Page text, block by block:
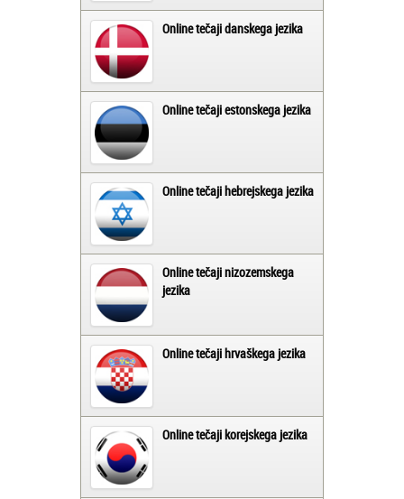
Online tečaji danskega jezika
Online tečaji estonskega jezika
Online tečaji hebrejskega jezika
Online tečaji nizozemskega
jezika
Online tečaji hrvaškega jezika
Online tečaji korejskega jezika